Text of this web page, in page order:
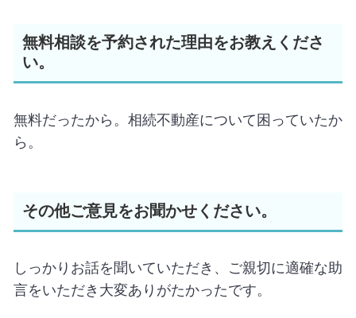
無料相談を予約された理由をお教えくださ
い。
無料だったから。相続不動産について困っていたか
ら。
その他ご意見をお聞かせください。
しっかりお話を聞いていただき、ご親切に適確な助
言をいただき大変ありがたかったです。